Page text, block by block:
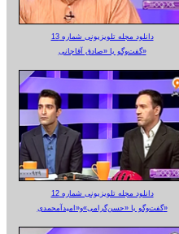
دانلود مجله تلویزیونی شماره 13
گفت‌وگو با «صادق آقاجانی»
دانلود مجله تلویزیونی شماره 12
گفت‌وگو با «حسن‌گرامی»و«امیدآمحمدی»